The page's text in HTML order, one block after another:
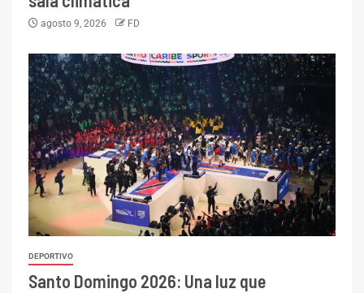
agosto 9, 2026 FD
DEPORTIVO
Santo Domingo 2026: Una luz que